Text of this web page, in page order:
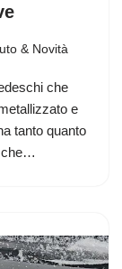
& Novità
che
e
tanto quanto
che…